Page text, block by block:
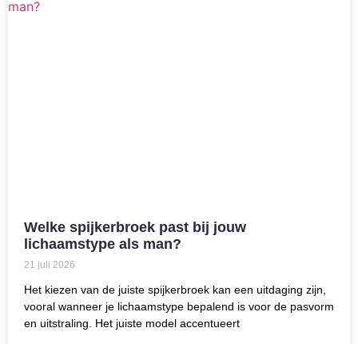
Welke spijkerbroek past bij jouw
lichaamstype als man?
21 juli 2026
Het kiezen van de juiste spijkerbroek kan een uitdaging zijn,
vooral wanneer je lichaamstype bepalend is voor de pasvorm
en uitstraling. Het juiste model accentueert